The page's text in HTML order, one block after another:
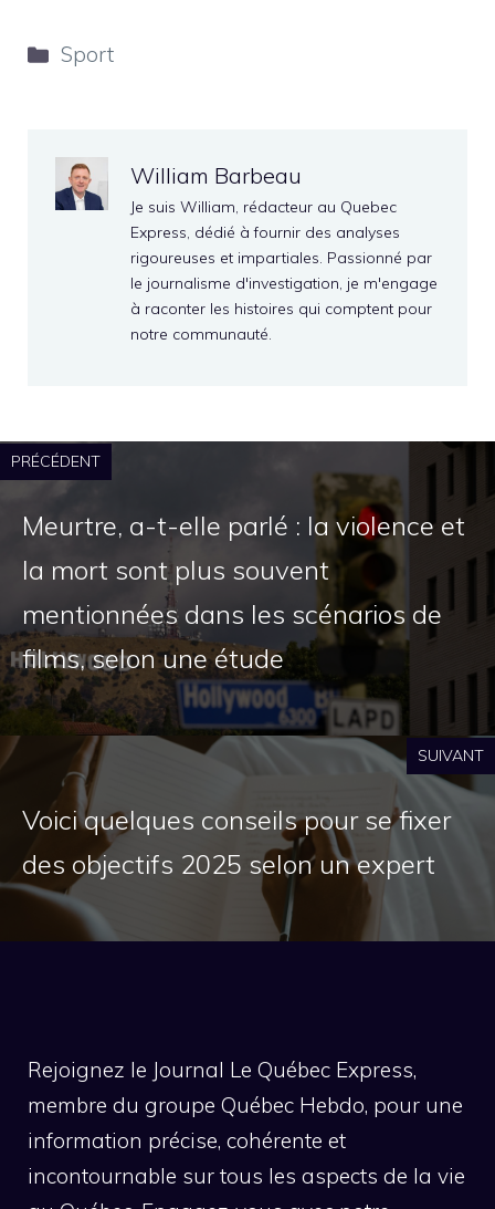
Catégories
Sport
William Barbeau
Je suis William, rédacteur au Quebec
Express, dédié à fournir des analyses
rigoureuses et impartiales. Passionné par
le journalisme d'investigation, je m'engage
à raconter les histoires qui comptent pour
notre communauté.
PRÉCÉDENT
Meurtre, a-t-elle parlé : la violence et
la mort sont plus souvent
mentionnées dans les scénarios de
films, selon une étude
SUIVANT
Voici quelques conseils pour se fixer
des objectifs 2025 selon un expert
Rejoignez le Journal Le Québec Express,
membre du groupe Québec Hebdo, pour une
information précise, cohérente et
incontournable sur tous les aspects de la vie